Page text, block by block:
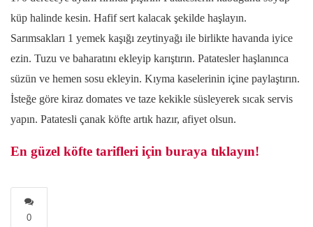
küp halinde kesin. Hafif sert kalacak şekilde haşlayın.
Sarımsakları 1 yemek kaşığı zeytinyağı ile birlikte havanda iyice
ezin. Tuzu ve baharatını ekleyip karıştırın. Patatesler haşlanınca
süzün ve hemen sosu ekleyin. Kıyma kaselerinin içine paylaştırın.
İsteğe göre kiraz domates ve taze kekikle süsleyerek sıcak servis
yapın. Patatesli çanak köfte artık hazır, afiyet olsun.
En güzel köfte tarifleri için buraya tıklayın!
0